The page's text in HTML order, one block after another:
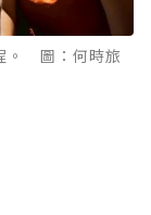
。 圖：何時旅